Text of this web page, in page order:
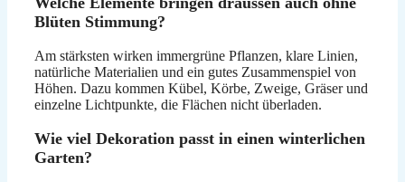
Blüten Stimmung?
Am stärksten wirken immergrüne Pflanzen, klare Linien,
natürliche Materialien und ein gutes Zusammenspiel von
Höhen. Dazu kommen Kübel, Körbe, Zweige, Gräser und
einzelne Lichtpunkte, die Flächen nicht überladen.
Wie viel Dekoration passt in einen winterlichen
Garten?